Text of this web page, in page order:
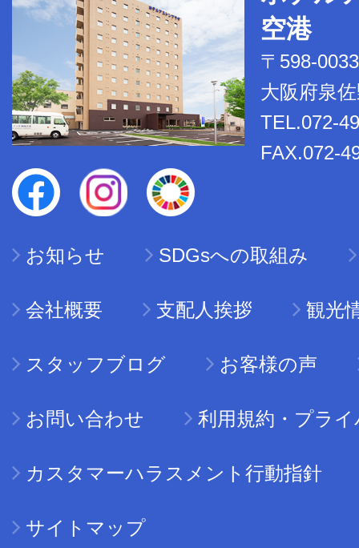
空港
〒598-0033
大阪府泉
TEL.072-
FAX.072-
お知らせ SDGsへの取組み
会社概要 支配人挨拶 観光
スタッフブログ お客様の声
お問い合わせ 利用規約・プラ
カスタマーハラスメント行動指針
サイトマップ